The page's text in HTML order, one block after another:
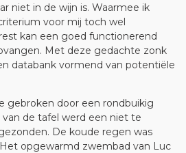
niet in de wijn is. Waarmee ik
voor mij toch wel
kan een goed functionerend
Met deze gedachte zonk
databank vormend van potentiële
gebroken door een rondbuikig
van de tafel werd een niet te
De koude regen was
opgewarmd zwembad van Luc